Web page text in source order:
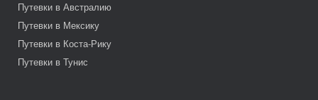
Путевки в Австралию
Путевки в Мексику
Путевки в Коста-Рику
Путевки в Тунис